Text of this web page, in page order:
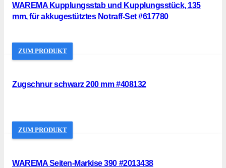
WAREMA Kupplungsstab und Kupplungsstück, 135
mm, für akkugestütztes Notraff-Set #617780
ZUM PRODUKT
Zugschnur schwarz 200 mm #408132
ZUM PRODUKT
WAREMA Seiten-Markise 390 #2013438